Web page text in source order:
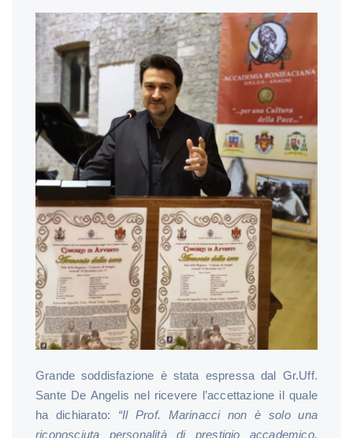
Grande soddisfazione è stata espressa dal Gr.Uff.
Sante De Angelis nel ricevere l’accettazione il quale
ha dichiarato: “Il Prof. Marinacci non è solo una
riconosciuta personalità di prestigio accademico,